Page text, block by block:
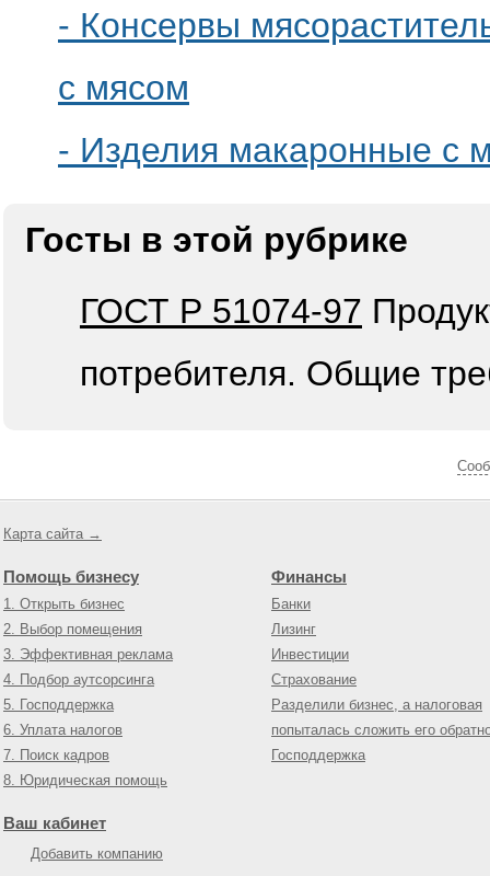
- Консервы
с мясом
- Изделия макаронные с
Госты в этой рубрике
ГОСТ Р 51074-97
потребителя. Общие
Карта сайта →
Помощь бизнесу
1. Открыть бизнес
2. Выбор помещения
3. Эффективная реклама
4. Подбор аутсорсинга
5. Господдержка
6. Уплата налогов
7. Поиск кадров
8. Юридическая помощь
Финансы
Банки
Лизинг
Инвестиции
Страхование
Разделили бизнес, а налоговая
попыталась сложить его
Господдержка
Ваш кабинет
Добавить компанию